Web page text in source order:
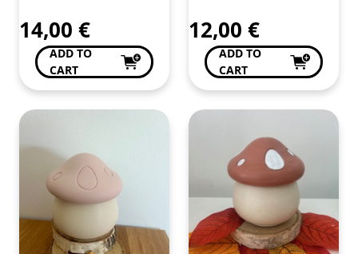
14,00 €
ADD TO
CART
12,00 €
ADD TO
CART